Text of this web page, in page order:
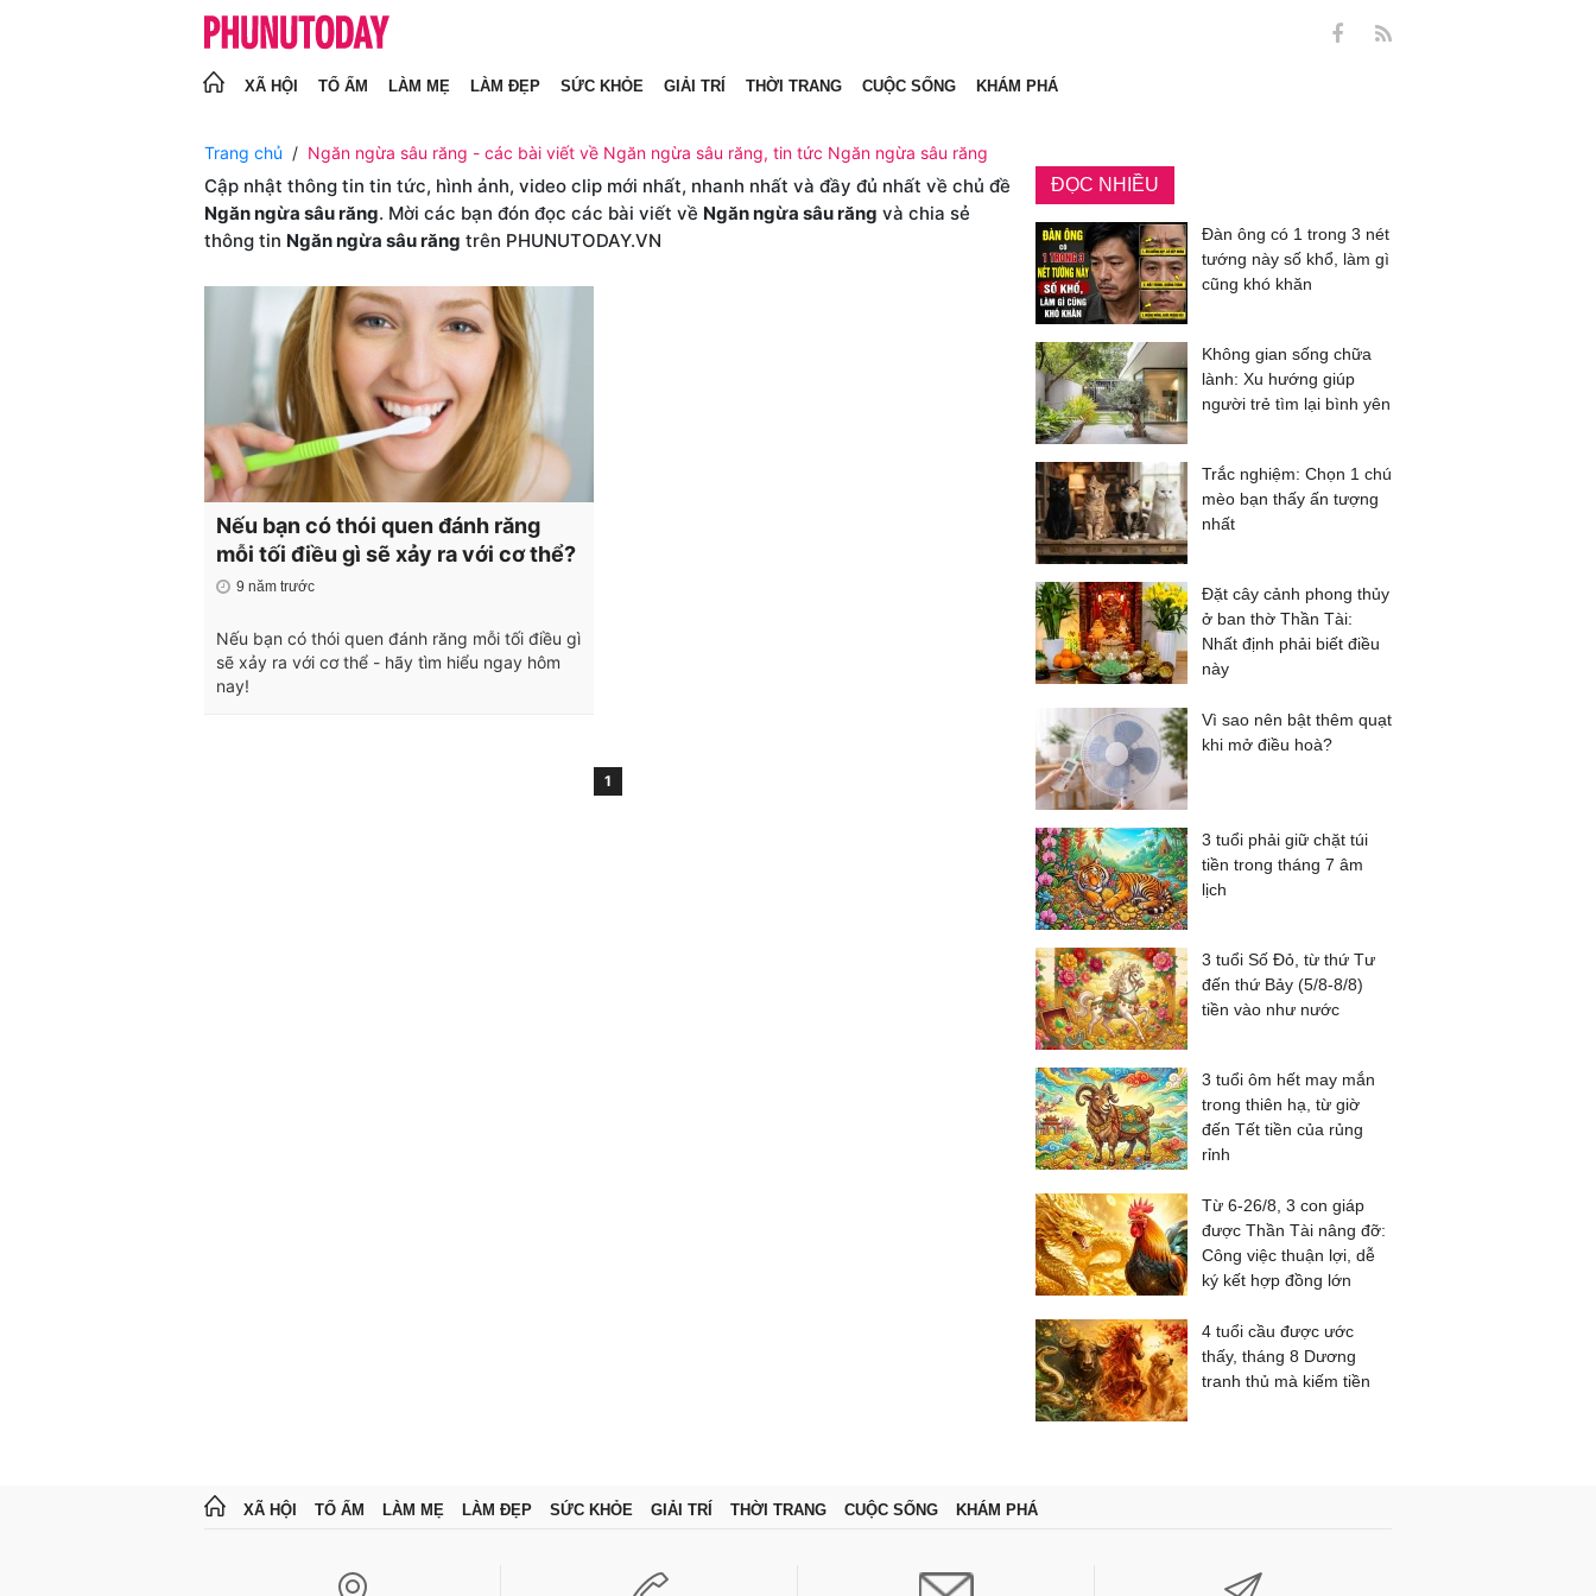
XÃ HỘI TỔ ẤM LÀM MẸ LÀM ĐẸP SỨC KHỎE GIẢI TRÍ THỜI TRANG CUỘC SỐNG KHÁM PHÁ
Trang chủ Ngăn ngừa sâu răng - các bài viết về Ngăn ngừa sâu răng, tin tức Ngăn ngừa sâu răng
Cập nhật thông tin tin tức, hình ảnh, video clip mới nhất, nhanh nhất và đầy đủ nhất về chủ đề
Ngăn ngừa sâu răng. Mời các bạn đón đọc các bài viết về Ngăn ngừa sâu răng và chia sẻ
thông tin Ngăn ngừa sâu răng trên PHUNUTODAY.VN
Nếu bạn có thói quen đánh răng
mỗi tối điều gì sẽ xảy ra với cơ thể?
9 năm trước
Nếu bạn có thói quen đánh răng mỗi tối điều gì
sẽ xảy ra với cơ thể - hãy tìm hiểu ngay hôm
nay!
1
ĐỌC NHIỀU
Đàn ông có 1 trong 3 nét
tướng này số khổ, làm gì
cũng khó khăn
Không gian sống chữa
lành: Xu hướng giúp
người trẻ tìm lại bình yên
Trắc nghiệm: Chọn 1 chú
mèo bạn thấy ấn tượng
nhất
Đặt cây cảnh phong thủy
ở ban thờ Thần Tài:
Nhất định phải biết điều
này
Vì sao nên bật thêm quạt
khi mở điều hoà?
3 tuổi phải giữ chặt túi
tiền trong tháng 7 âm
lịch
3 tuổi Số Đỏ, từ thứ Tư
đến thứ Bảy (5/8-8/8)
tiền vào như nước
3 tuổi ôm hết may mắn
trong thiên hạ, từ giờ
đến Tết tiền của rủng
rỉnh
Từ 6-26/8, 3 con giáp
được Thần Tài nâng đỡ:
Công việc thuận lợi, dễ
ký kết hợp đồng lớn
4 tuổi cầu được ước
thấy, tháng 8 Dương
tranh thủ mà kiếm tiền
XÃ HỘI TỔ ẤM LÀM MẸ LÀM ĐẸP SỨC KHỎE GIẢI TRÍ THỜI TRANG CUỘC SỐNG KHÁM PHÁ